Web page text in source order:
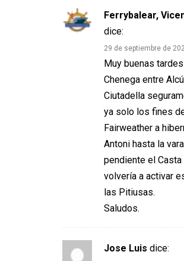
Ferrybalear,
dice:
29 de septiembre de
Muy buenas tardes
Chenega entre
Ciutadella
ya solo los fines
Fairweather a
Antoni hasta la
pendiente el
volvería a activar
las Pitiusas.
Saludos.
Jose Luis dice: